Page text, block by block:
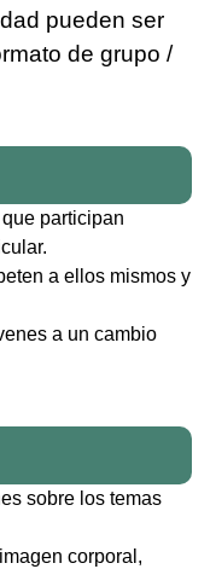
pueden ser
de grupo /
participan
a ellos mismos y
a un cambio
sobre los temas
corporal,